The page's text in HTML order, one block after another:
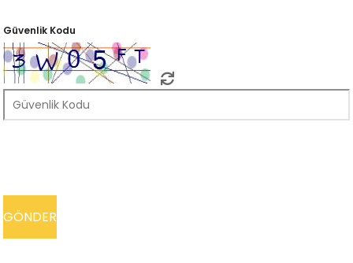
Güvenlik Kodu